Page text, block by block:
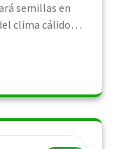
semillas en
clima cálido…